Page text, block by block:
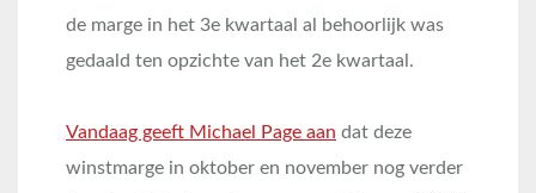
de marge in het 3e kwartaal al behoorlijk was
gedaald ten opzichte van het 2e kwartaal.
Vandaag geeft Michael Page aan dat deze
winstmarge in oktober en november nog verder